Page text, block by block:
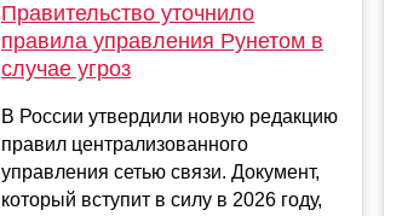
Правительство уточнило
правила управления Рунетом в
случае угроз
В России утвердили новую редакцию
правил централизованного
управления сетью связи. Документ,
который вступит в силу в 2026 году,